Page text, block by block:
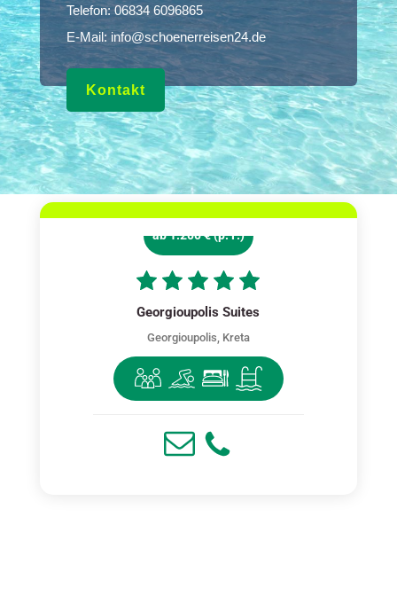
Telefon:06834 6096865
E-Mail: info@schoenerreisen24.de
Kontakt
ab 1.200 € (p. P.)
Georgioupolis Suites
Georgioupolis, Kreta